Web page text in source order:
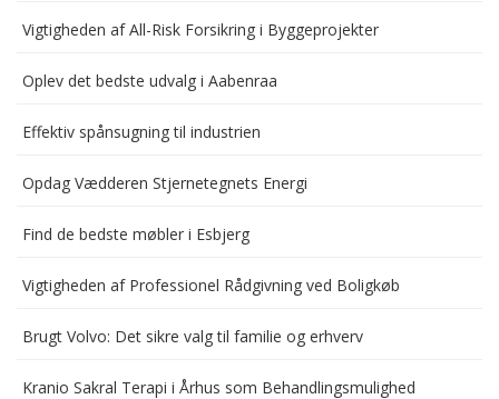
Vigtigheden af All-Risk Forsikring i Byggeprojekter
Oplev det bedste udvalg i Aabenraa
Effektiv spånsugning til industrien
Opdag Vædderen Stjernetegnets Energi
Find de bedste møbler i Esbjerg
Vigtigheden af Professionel Rådgivning ved Boligkøb
Brugt Volvo: Det sikre valg til familie og erhverv
Kranio Sakral Terapi i Århus som Behandlingsmulighed